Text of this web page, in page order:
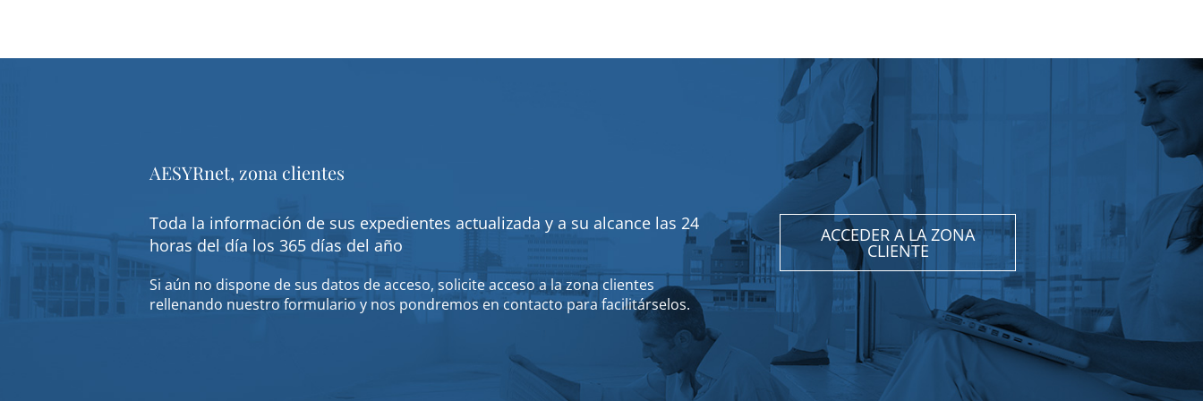
AESYRnet, zona clientes
Toda la información de sus expedientes actualizada y a su alcance las 24
horas del día los 365 días del año
Si aún no dispone de sus datos de acceso, solicite acceso a la zona clientes
rellenando nuestro formulario y nos pondremos en contacto para facilitárselos.
ACCEDER A LA ZONA
CLIENTE